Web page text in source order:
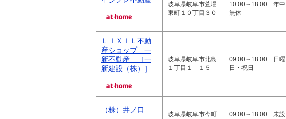
岐阜県岐阜市萱場
東町１０丁目３０
10:00～18:00 年中
無休
ＬＩＸＩＬ不動
産ショップ 一
新不動産 ［一
新建設（株）］
岐阜県岐阜市北島
１丁目１－１５
09:00～18:00 日曜
日・祝日
（株）井ノ口
岐阜県岐阜市今町
09:00～18:00 未設